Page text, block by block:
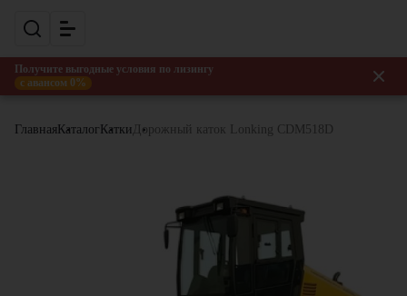
Получите выгодные условия по лизингу
с авансом 0%
Главная Каталог Катки Дорожный каток Lonking CDM518D